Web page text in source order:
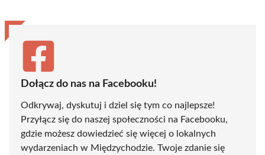
Dołącz do nas na Facebooku!
Odkrywaj, dyskutuj i dziel się tym co najlepsze!
Przyłącz się do naszej społeczności na Facebooku,
gdzie możesz dowiedzieć się więcej o lokalnych
wydarzeniach w Międzychodzie. Twoje zdanie się